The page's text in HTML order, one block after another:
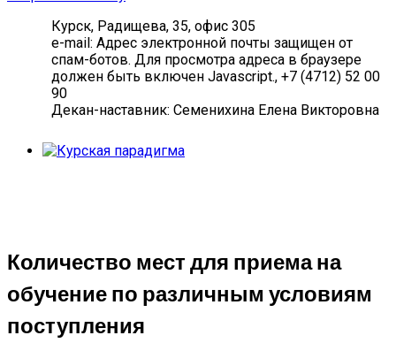
Курск, Радищева, 35, офис 305
e-mail: Адрес электронной почты защищен от
спам-ботов. Для просмотра адреса в браузере
должен быть включен Javascript., +7 (4712) 52 00
90
Декан-наставник: Семенихина Елена Викторовна
Количество мест для приема на
обучение по различным условиям
поступления